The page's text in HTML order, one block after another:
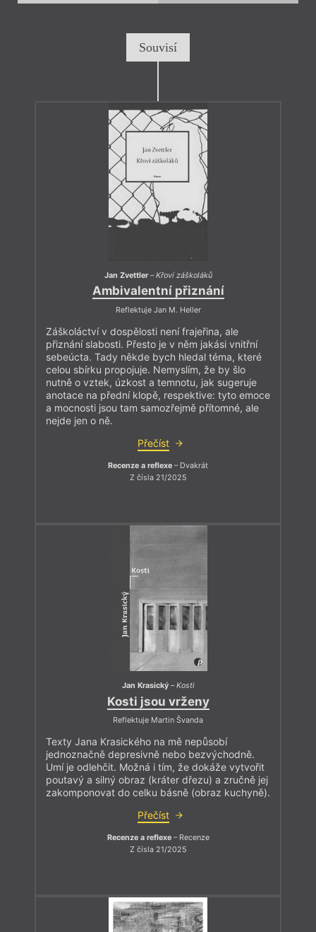
Souvisí
Jan Zvettler–Křoví záškoláků
Ambivalentní přiznání
Reflektuje Jan M. Heller
Záškoláctví v dospělosti není frajeřina, ale
přiznání slabosti. Přesto je v něm jakási vnitřní
sebeúcta. Tady někde bych hledal téma, které
celou sbírku propojuje. Nemyslím, že by šlo
nutně o vztek, úzkost a temnotu, jak sugeruje
anotace na přední klopě, respektive: tyto emoce
a mocnosti jsou tam samozřejmě přítomné, ale
nejde jen o ně.
Přečíst
Recenze a reflexe – Dvakrát
Z čísla 21/2025
Jan Krasický–Kosti
Kosti jsou vrženy
Reflektuje Martin Švanda
Texty Jana Krasického na mě nepůsobí
jednoznačně depresivně nebo bezvýchodně.
Umí je odlehčit. Možná i tím, že dokáže vytvořit
poutavý a silný obraz (kráter dřezu) a zručně jej
zakomponovat do celku básně (obraz kuchyně).
Přečíst
Recenze a reflexe– Recenze
Z čísla 21/2025